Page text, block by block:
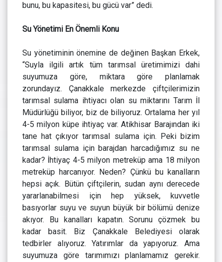
bunu, bu kapasitesi, bu gücü var” dedi.
Su Yönetimi En Önemli Konu
Su yönetiminin önemine de değinen Başkan Erkek,
“Suyla ilgili artık tüm tarımsal üretimimizi dahi
suyumuza göre, miktara göre planlamak
zorundayız. Çanakkale merkezde çiftçilerimizin
tarımsal sulama ihtiyacı olan su miktarını Tarım İl
Müdürlüğü biliyor, biz de biliyoruz. Ortalama her yıl
4-5 milyon küpe ihtiyaç var. Atikhisar Barajından iki
tane hat çıkıyor tarımsal sulama için. Peki bizim
tarımsal sulama için barajdan harcadığımız su ne
kadar? İhtiyaç 4-5 milyon metreküp ama 18 milyon
metreküp harcanıyor. Neden? Çünkü bu kanalların
hepsi açık. Bütün çiftçilerin, sudan aynı derecede
yararlanabilmesi için hep yüksek, kuvvetle
basıyorlar suyu ve suyun büyük bir bölümü denize
akıyor. Bu kanalları kapatın. Sorunu çözmek bu
kadar basit. Biz Çanakkale Belediyesi olarak
tedbirler alıyoruz. Yatırımlar da yapıyoruz. Ama
suyumuza göre tarımımızı planlamamız gerekir.